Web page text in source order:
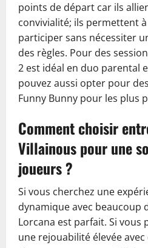
points de départ car ils
convivialité; ils permettent
participer sans nécessiter
des règles. Pour des
2 est idéal en duo parental
pouvez aussi opter pour
Funny Bunny pour les plus
Comment choisir
Villainous pour une
joueurs ?
Si vous cherchez une
dynamique avec beaucoup
Lorcana est parfait. Si vous
une rejouabilité élevée